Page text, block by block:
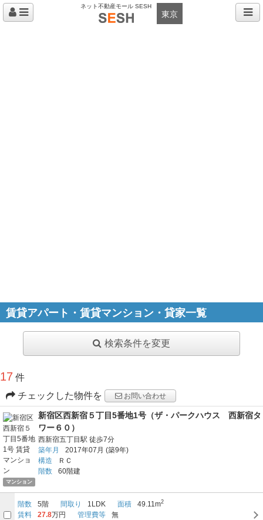
ネット不動産モール SESH
東京
賃貸アパート・賃貸マンション・貸家一覧
検索条件を変更
17 件
チェックした物件を
お問い合わせ
マンション
新宿区西新宿５丁目5番地1号（ザ・パークハウス 西新宿タ
ワー６０）
西新宿五丁目駅 徒歩7分
築年月
2017年07月 (築9年)
構造
ＲＣ
階数
60階建
階数 5階 間取り 1LDK 面積 49.11m2
賃料 27.8万円 管理費等
無